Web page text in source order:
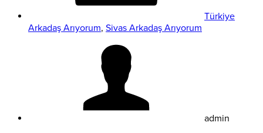
Türkiye
Arkadaş Arıyorum, Sivas Arkadaş Arıyorum
admin